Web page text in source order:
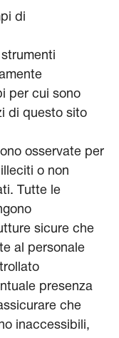
di
per cui sono
di questo sito
osservate per
o non
Tutte le
sicure che
al personale
presenza
che
inaccessibili,